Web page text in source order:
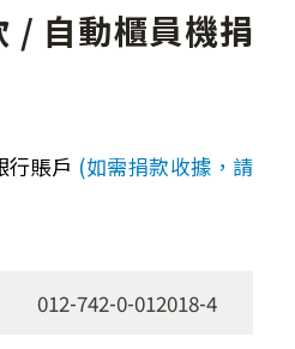
/ 自動櫃員機捐
行賬戶 (如需捐款收據，請
012-742-0-012018-4